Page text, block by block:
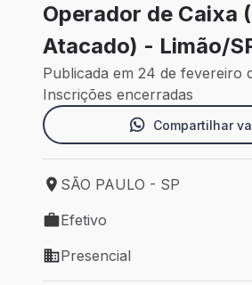
Operador de Caixa
Atacado) - Limão/
Publicada em 24 de fevereiro
Inscrições encerradas
Compartilhar
Local de trabalho: SÃO PAULO
SÃO PAULO - SP
Tipo de vaga: Efetivo
Efetivo
Modelo de trabalho: Presencial
Presencial